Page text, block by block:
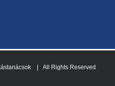
| All Rights Reserved